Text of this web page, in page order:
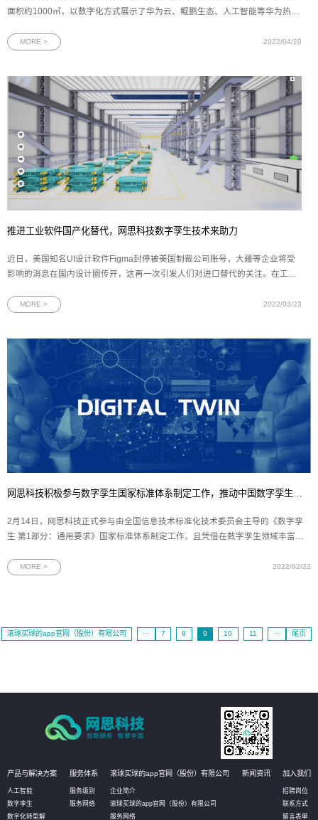
面积约1000㎡，以数字化方式展示了华为云、鲲鹏生态、人工智能等华为热门
7月华为与济南市政府签订战略合作协议完成华为济南软件开发云创新中心、鲲
MORE > 2022/04/20
推进工业软件国产化替代，网思科技数字孪生技术来助力
近日，美国知名UI设计软件Figma封停被美国制裁公司账号，大疆等企业将受
影响的消息在国内设计圈传开，这再一次引发人们对进口替代的关注。在工业
字孪生应用为抓手，将人工智能技术与工业软件相结合，通过数据科学优化机
MORE > 2022/03/23
网思科技积极参与数字孪生国家标准体系制定工作，推动中国数字孪生规范化发展
2月14日，网思科技正式参与由全国信息技术标准化技术委员会主导的《数字孪
生 第1部分：通用要求》国家标准体系制定工作，且凭借在数字孪生领域丰富的
字孪生城市”写入了国家“十四五”规划纲要，数字孪生领域已广泛应用于各类场
MORE > 2022/02/22
滚球买球的app官网（股份）有限公司 ··· 7 8 9 10 11 ··· 尾页
产品与解决方案
人工智能
数字孪生
数字化转型解
服务体系
服务级别
服务网络
滚球买球的app官网（股份）有限公司
企业简介
滚球买球的app官网（股份）有限公司
服务网络
新闻资讯 加入我们
招聘岗位
联系方式
留言表单